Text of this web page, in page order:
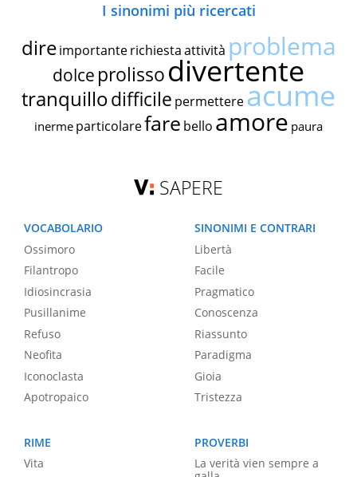
I sinonimi più ricercati
dire importante richiestaattività problema
dolce prolissodivertente
tranquillodifficile permettereacume
inerme particolarefare bello amore paura
SAPERE
VOCABOLARIO
Ossimoro
Filantropo
Idiosincrasia
Pusillanime
Refuso
Neofita
Iconoclasta
Apotropaico
SINONIMI E CONTRARI
Libertà
Facile
Pragmatico
Conoscenza
Riassunto
Paradigma
Gioia
Tristezza
RIME
Vita
PROVERBI
La verità vien sempre a